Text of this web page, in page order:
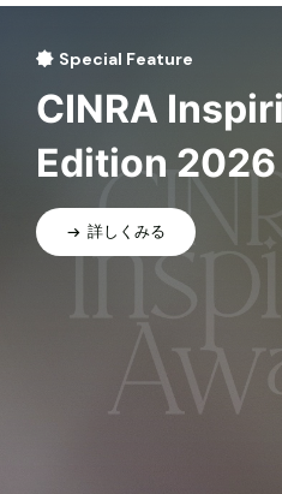
Special Feature
CINRA
Edition 2026
詳しくみる